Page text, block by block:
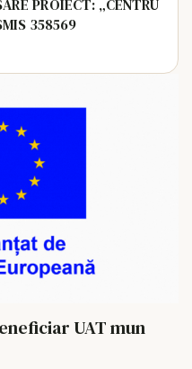
PROIECT: „CENTRU
358569
UAT mun